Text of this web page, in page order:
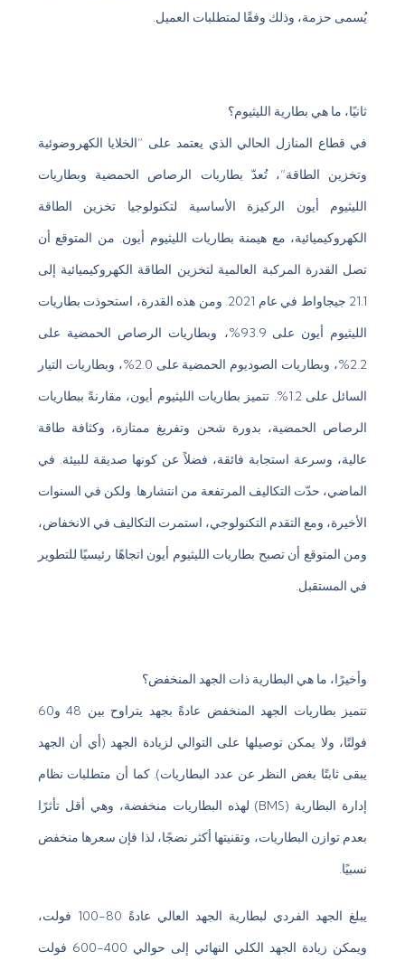
يُسمى حزمة، وذلك وفقًا لمتطلبات العميل.
ثانيًا، ما هي بطارية الليثيوم؟
في قطاع المنازل الحالي الذي يعتمد على “الخلايا الكهروضوئية
وتخزين الطاقة”، تُعدّ بطاريات الرصاص الحمضية وبطاريات
الليثيوم أيون الركيزة الأساسية لتكنولوجيا تخزين الطاقة
الكهروكيميائية، مع هيمنة بطاريات الليثيوم أيون. من المتوقع أن
تصل القدرة المركبة العالمية لتخزين الطاقة الكهروكيميائية إلى
21.1 جيجاواط في عام 2021. ومن هذه القدرة، استحوذت بطاريات
الليثيوم أيون على 93.9%، وبطاريات الرصاص الحمضية على
2.2%، وبطاريات الصوديوم الحمضية على 2.0%، وبطاريات التيار
السائل على 1.2%. تتميز بطاريات الليثيوم أيون، مقارنةً ببطاريات
الرصاص الحمضية، بدورة شحن وتفريغ ممتازة، وكثافة طاقة
عالية، وسرعة استجابة فائقة، فضلاً عن كونها صديقة للبيئة. في
الماضي، حدّت التكاليف المرتفعة من انتشارها. ولكن في السنوات
الأخيرة، ومع التقدم التكنولوجي، استمرت التكاليف في الانخفاض،
ومن المتوقع أن تصبح بطاريات الليثيوم أيون اتجاهًا رئيسيًا للتطوير
في المستقبل.
وأخيرًا، ما هي البطارية ذات الجهد المنخفض؟
تتميز بطاريات الجهد المنخفض عادةً بجهد يتراوح بين 48 و60
فولتًا، ولا يمكن توصيلها على التوالي لزيادة الجهد (أي أن الجهد
يبقى ثابتًا بغض النظر عن عدد البطاريات). كما أن متطلبات نظام
إدارة البطارية (BMS) لهذه البطاريات منخفضة، وهي أقل تأثرًا
بعدم توازن البطاريات، وتقنيتها أكثر نضجًا، لذا فإن سعرها منخفض
يبلغ الجهد الفردي لبطارية الجهد العالي عادةً 80-100 فولت،
ويمكن زيادة الجهد الكلي النهائي إلى حوالي 400-600 فولت